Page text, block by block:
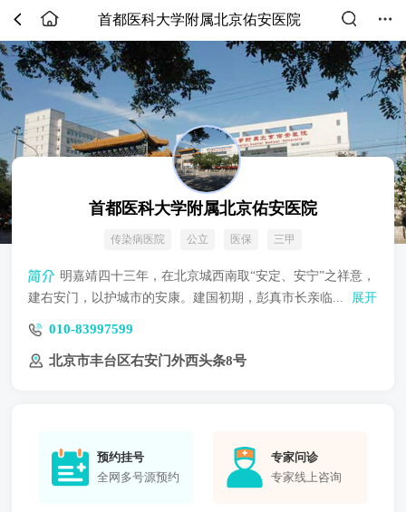
首都医科大学附属北京佑安医院
首都医科大学附属北京佑安医院
传染病医院 公立 医保 三甲
明嘉靖四十三年，在北京城西南取“安定、安宁”之祥意，
建右安门，以护城市的安康。建国初期，彭真市长亲临...
展开
010-83997599
北京市丰台区右安门外西头条8号
预约挂号
全网多号源预约
专家问诊
专家线上咨询